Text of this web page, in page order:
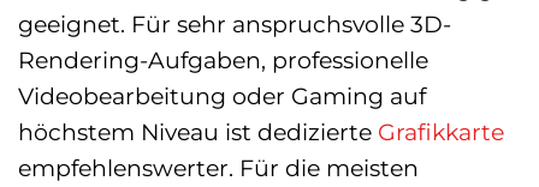
geeignet. Für sehr anspruchsvolle 3D-
Rendering-Aufgaben, professionelle
Videobearbeitung oder Gaming auf
höchstem Niveau ist dedizierte Grafikkarte
empfehlenswerter. Für die meisten